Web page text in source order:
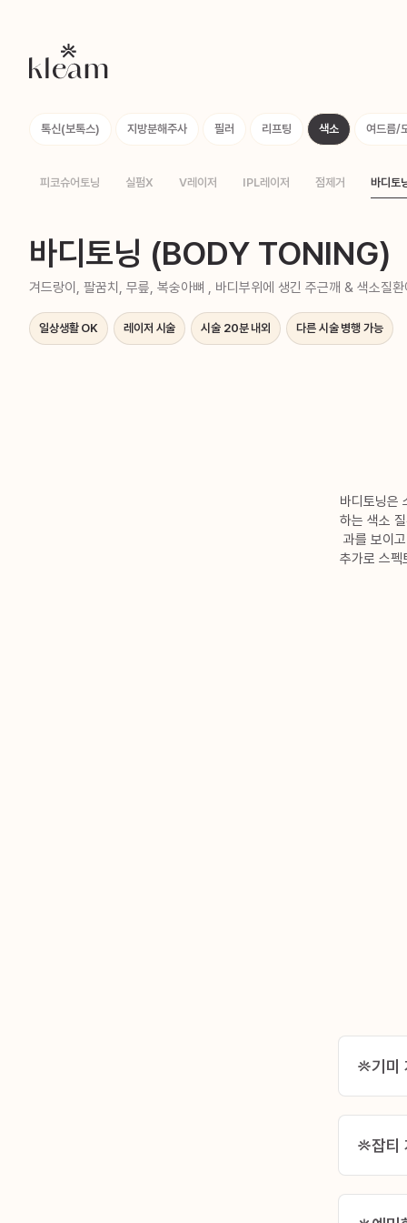
톡신(보톡스)
지방분해주사 필러 리프팅 색소 여드름/
피코슈어토닝 실펌X V레이저 IPL레이저 점제거 바디토
바디토닝 (BODY TONING)
겨드랑이, 팔꿈치, 무릎, 복숭아뼈 , 바디부위에 생긴 주근깨 & 색소질
일상생활 OK 레이저 시술 시술 20분 내외 다른 시술 병행 가능
바디토닝은
하는 색소
과를 보이
추가로 스펙
기미
잡티